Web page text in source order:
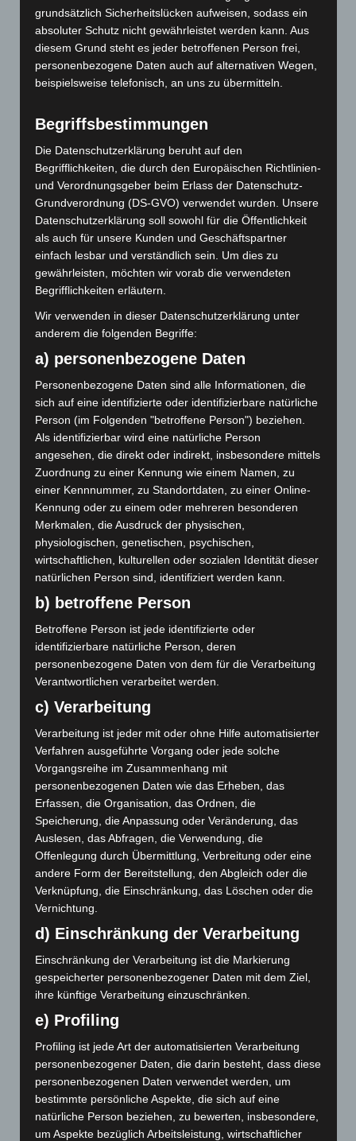
wenn ein Familienmitglied unerklärliche Symptome
zeigt. Das Orakel versetzt sich in Trance und befragt die
Familie: „Ist die Familie vereint?“ Und falls nicht: „Ist es
möglich, dass die Familie sich vereinen kann?“ Damit
von unerklärlichen Krankheiten auf
Familienstreitigkeiten zurückgehen.
Die Familienverbände sind in dieser Weltgegend oft die
einzige Quelle von Moral und materiellen Ressourcen.
Man opfert sich immer wieder für einzelne
Familienmitglieder auf. Dabei entstehen auch Neid und
Missgunst, Rachegelüste, Kränkungen u.v.m.
Die moralischen Gebote des Hinduismus oder auch des
Islam verbieten nun, Rache zu nehmen, insbesondere
offenbar wird dieses Verbot nicht immer eingehalten.
Für westlich sozialisierte Menschen erstaunlich ist, dass
schwarzmagische Flüche offenbar tatsächlich Wirkung
entfalten und zwar bis hin zum Tod des Verfluchten.
Kosten des Rituals
Aber falls die Familie sich vereinigen kann, wird ein
aufwändiges und teures Ritual verordnet. Die ganze
Familie, auch weit entfernt wohnende Mitglieder,
müssen daran teilnehmen. Die Zeit der gemeinsamen
Vorbereitung zur Durchführung des Rituals bringt die
Familie wieder zusammen und schafft so die
Möglichkeit einer Veränderung.
Verfahren. Dort sind es eher „Dschinns“, das sind
unsichtbare Wesen, die aus rauchlosem Feuer
erschaffen sind, die im Auftrag des einen Menschen von
einem anderen Menschen Besitz ergreifen. Es gibt
verschieden Wege, diese Dämonen zu exorzieren und
es gibt unterschiedlich seriöse Exorzisten, die diese
Fähigkeit besitzen. Auch hier bekommen wir einen
kleinen Film gezeigt.
Der Vorzug der Besessenheit ist, dass die Kranken von
einer Krankheitsschuld entlastet werden. In
muslimischen Kulturen wird der Dschinn dann
möglichst gefangen und getötet. Anders in Hindu
Kulturen. Dort werden die Dämonen nach Möglichkeit
versöhnt. Diese Art der Herangehensweise ermöglicht
den Kranken die Einsicht, wie sie sich verletzlich
gemacht haben.
Nachwort
Es gibt also einen gewaltigen Bereich von sozio-
psychischen Phänomenen, die von der Wissenschaft,
insbesondere der medizinischen Wissenschaft,
ausgeblendet werden. Ein ähnliches Schicksal wie die
Placebo oder Homöopathie Forschung, denn damit
lassen sich keine Karrieren starten.
grundsätzlich Sicherheitslücken aufweisen, sodass ein
absoluter Schutz nicht gewährleistet werden kann. Aus
diesem Grund steht es jeder betroffenen Person frei,
personenbezogene Daten auch auf alternativen Wegen,
beispielsweise telefonisch, an uns zu übermitteln.
Begriffsbestimmungen
Die Datenschutzerklärung beruht auf den
Begrifflichkeiten, die durch den Europäischen Richtlinien-
und Verordnungsgeber beim Erlass der Datenschutz-
Grundverordnung (DS-GVO) verwendet wurden. Unsere
Datenschutzerklärung soll sowohl für die Öffentlichkeit
als auch für unsere Kunden und Geschäftspartner
einfach lesbar und verständlich sein. Um dies zu
gewährleisten, möchten wir vorab die verwendeten
Begrifflichkeiten erläutern.
Wir verwenden in dieser Datenschutzerklärung unter
anderem die folgenden Begriffe:
a) personenbezogene Daten
Personenbezogene Daten sind alle Informationen, die
sich auf eine identifizierte oder identifizierbare natürliche
Person (im Folgenden "betroffene Person") beziehen.
Als identifizierbar wird eine natürliche Person
angesehen, die direkt oder indirekt, insbesondere mittels
Zuordnung zu einer Kennung wie einem Namen, zu
einer Kennnummer, zu Standortdaten, zu einer Online-
Kennung oder zu einem oder mehreren besonderen
Merkmalen, die Ausdruck der physischen,
physiologischen, genetischen, psychischen,
wirtschaftlichen, kulturellen oder sozialen Identität dieser
natürlichen Person sind, identifiziert werden kann.
b) betroffene Person
Betroffene Person ist jede identifizierte oder
identifizierbare natürliche Person, deren
personenbezogene Daten von dem für die Verarbeitung
Verantwortlichen verarbeitet werden.
c) Verarbeitung
Verarbeitung ist jeder mit oder ohne Hilfe automatisierter
Verfahren ausgeführte Vorgang oder jede solche
Vorgangsreihe im Zusammenhang mit
personenbezogenen Daten wie das Erheben, das
Erfassen, die Organisation, das Ordnen, die
Speicherung, die Anpassung oder Veränderung, das
Auslesen, das Abfragen, die Verwendung, die
Offenlegung durch Übermittlung, Verbreitung oder eine
andere Form der Bereitstellung, den Abgleich oder die
Verknüpfung, die Einschränkung, das Löschen oder die
Vernichtung.
d) Einschränkung der Verarbeitung
Einschränkung der Verarbeitung ist die Markierung
gespeicherter personenbezogener Daten mit dem Ziel,
ihre künftige Verarbeitung einzuschränken.
e) Profiling
Profiling ist jede Art der automatisierten Verarbeitung
personenbezogener Daten, die darin besteht, dass diese
personenbezogenen Daten verwendet werden, um
bestimmte persönliche Aspekte, die sich auf eine
natürliche Person beziehen, zu bewerten, insbesondere,
um Aspekte bezüglich Arbeitsleistung, wirtschaftlicher